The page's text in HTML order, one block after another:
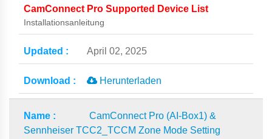
CamConnect Pro Supported Device List
Installationsanleitung
April 02, 2025
Herunterladen
CamConnect Pro (AI-Box1) &
Sennheiser TCC2_TCCM Zone Mode Setting